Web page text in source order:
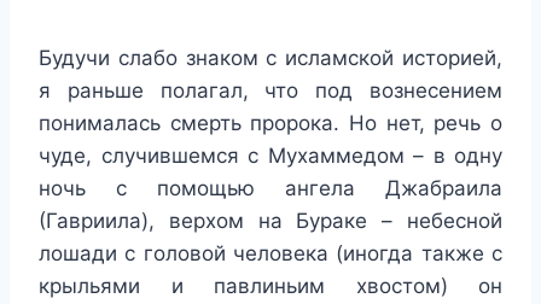
Будучи слабо знаком с исламской историей,
я раньше полагал, что под вознесением
понималась смерть пророка. Но нет, речь о
чуде, случившемся с Мухаммедом – в одну
ночь с помощью ангела Джабраила
(Гавриила), верхом на Бураке – небесной
лошади с головой человека (иногда также с
крыльями и павлиньим хвостом) он